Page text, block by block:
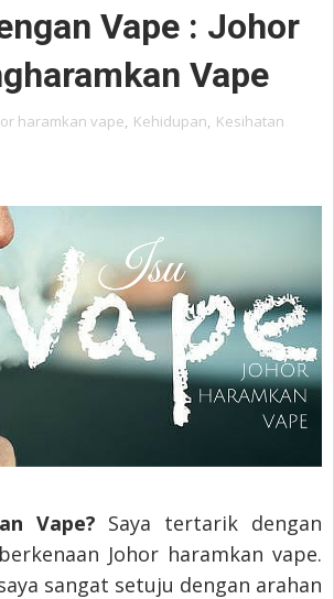
Vape : Johor
Vape
haramkan vape, Kehidupan, Kesihatan
Vape? Saya tertarik dengan
Johor haramkan vape.
sangat setuju dengan arahan